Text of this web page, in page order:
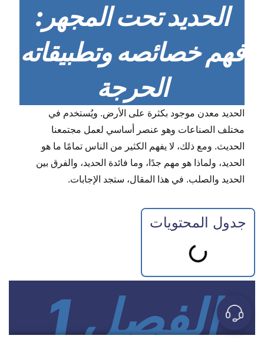
الحديد تحت المجهر:
فهم خصائصه وتطبيقاته
الحرجة
الحديد معدن موجود بكثرة على الأرض. ويُستخدم في
مختلف الصناعات وهو عنصر أساسي لعمل مجتمعنا
الحديث. ومع ذلك، لا يفهم الكثير من الناس تمامًا ما هو
الحديد، ولماذا هو مهم جدًا، وما فائدة الحديد، والفرق بين
الحديد والصلب. في هذا المقال، ستجد الإجابات.
جدول المحتويات
الفصل 1